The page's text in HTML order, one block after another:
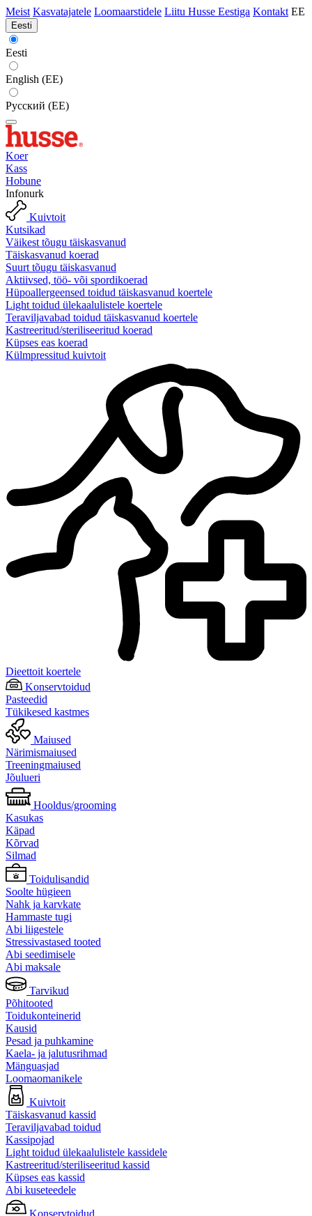
Meist Kasvatajatele Loomaarstidele Liitu Husse Eestiga Kontakt EE
Eesti
Eesti
English (EE)
Русский (EE)
Koer
Kass
Hobune
Infonurk
Kuivtoit
Kutsikad
Väikest tõugu täiskasvanud
Täiskasvanud koerad
Suurt tõugu täiskasvanud
Aktiivsed, töö- või spordikoerad
Hüpoallergeensed toidud täiskasvanud koertele
Light toidud ülekaalulistele koertele
Teraviljavabad toidud täiskasvanud koertele
Kastreeritud/steriliseeritud koerad
Küpses eas koerad
Külmpressitud kuivtoit
Dieettoit koertele
Konservtoidud
Pasteedid
Tükikesed kastmes
Maiused
Närimismaiused
Treeningmaiused
Jõulueri
Hooldus/grooming
Kasukas
Käpad
Kõrvad
Silmad
Toidulisandid
Soolte hügieen
Nahk ja karvkate
Hammaste tugi
Abi liigestele
Stressivastased tooted
Abi seedimisele
Abi maksale
Tarvikud
Põhitooted
Toidukonteinerid
Kausid
Pesad ja puhkamine
Kaela- ja jalutusrihmad
Mänguasjad
Loomaomanikele
Kuivtoit
Täiskasvanud kassid
Teraviljavabad toidud
Kassipojad
Light toidud ülekaalulistele kassidele
Kastreeritud/steriliseeritud kassid
Küpses eas kassid
Abi kuseteedele
Konservtoidud